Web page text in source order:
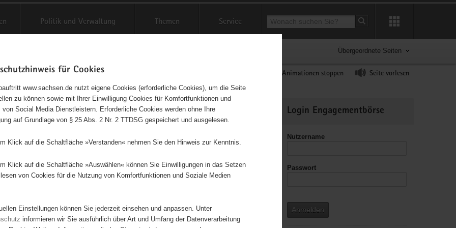
Politik und Verwaltung Themen Service Suchbegriff
Suche starten
Übergeordnete Seiten
Animationen stoppen Seite vorlesen
auf Karte anzeigen
Initiativen Projekte Nach Alphabet Nach Postleitzahl
38 Suchergebnisse
Informationen
Login Engagementbörse
Nutzername
Passwort
Anmelden
für Cookies
www.sachsen.de nutzt eigene Cookies (erforderliche Cookies), um die Seite
zu können sowie mit Ihrer Einwilligung Cookies für Komfortfunktionen und
von Social Media Dienstleistern. Erforderliche Cookies werden ohne Ihre
auf Grundlage von § 25 Abs. 2 Nr. 2 TTDSG gespeichert und ausgelesen.
Klick auf die Schaltfläche »Verstanden« nehmen Sie den Hinweis zur Kenntnis.
Klick auf die Schaltfläche »Auswählen« können Sie Einwilligungen in das Setzen
von Cookies für die Nutzung von Komfortfunktionen und Soziale Medien
Einstellungen können Sie jederzeit einsehen und anpassen. Unter
informieren wir Sie ausführlich über Art und Umfang der Datenverarbeitung